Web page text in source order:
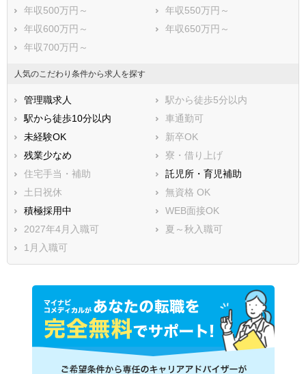
年収500万円～
年収550万円～
年収600万円～
年収650万円～
年収700万円～
人気のこだわり条件から求人を探す
管理職求人
駅から徒歩5分以内
駅から徒歩10分以内
車通勤可
未経験OK
新卒OK
残業少なめ
寮・借り上げ
住宅手当・補助
託児所・育児補助
土日祝休
無資格 OK
積極採用中
WEB面接OK
2027年4月入職可
夏～秋入職可
1月入職可